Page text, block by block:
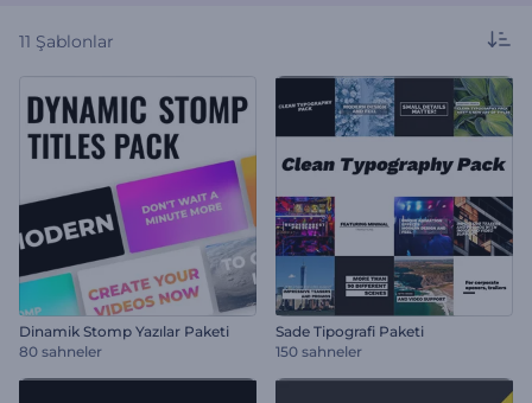
11 Şablonlar
Dinamik Stomp Yazılar Paketi
80 sahneler
Sade Tipografi Paketi
150 sahneler